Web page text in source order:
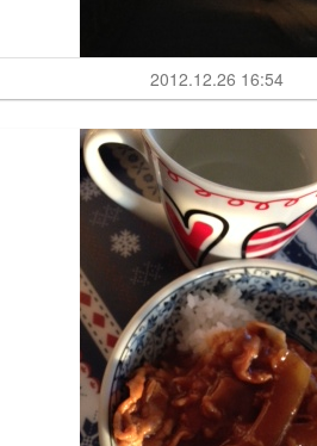
2012.12.26 16:54